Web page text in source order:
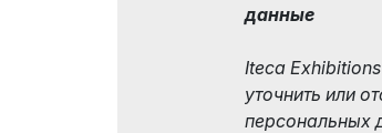
данные
Iteca
уточнить или
персональных